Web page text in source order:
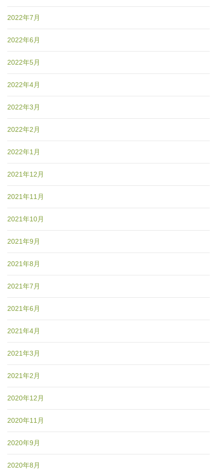
2022年7月
2022年6月
2022年5月
2022年4月
2022年3月
2022年2月
2022年1月
2021年12月
2021年11月
2021年10月
2021年9月
2021年8月
2021年7月
2021年6月
2021年4月
2021年3月
2021年2月
2020年12月
2020年11月
2020年9月
2020年8月